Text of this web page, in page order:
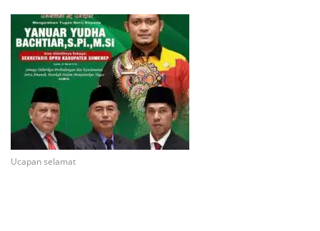
Ucapan selamat